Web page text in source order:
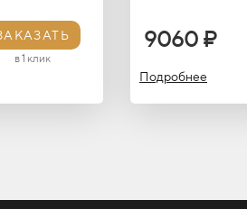
в 1 клик
9060 ₽
Подробнее